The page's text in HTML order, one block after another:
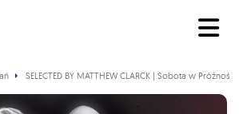
SELECTED BY MATTHEW CLARCK | Sobota w Próżności